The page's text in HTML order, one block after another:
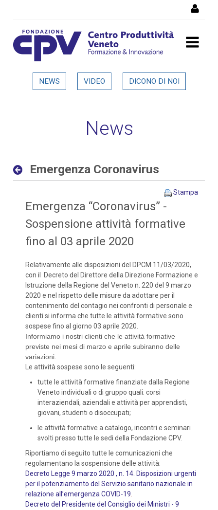
Emergenza Coronavirus -
NEWS VIDEO DICONO DI NOI
News
Emergenza Coronavirus
Stampa
Emergenza “Coronavirus” -
Sospensione attività formative
fino al 03 aprile 2020
Relativamente alle disposizioni del DPCM 11/03/2020,
con il Decreto del Direttore della Direzione Formazione e
Istruzione della Regione del Veneto n. 220 del 9 marzo
2020 e nel rispetto delle misure da adottare per il
contenimento del contagio nei confronti di personale e
clienti si informa che tutte le attività formative sono
sospese fino al giorno 03 aprile 2020.
Informiamo i nostri clienti che le attività formative
previste nei mesi di marzo e aprile subiranno delle
variazioni.
Le attività sospese sono le seguenti:
tutte le attività formative finanziate dalla Regione
Veneto individuali o di gruppo quali: corsi
interaziendali, aziendali e attività per apprendisti,
giovani, studenti o disoccupati;
le attività formative a catalogo, incontri e seminari
svolti presso tutte le sedi della Fondazione CPV.
Riportiamo di seguito tutte le comunicazioni che
regolamentano la sospensione delle attività:
Decreto Legge 9 marzo 2020 , n. 14. Disposizioni urgenti
per il potenziamento del Servizio sanitario nazionale in
relazione all’emergenza COVID-19.
Decreto del Presidente del Consiglio dei Ministri - 9